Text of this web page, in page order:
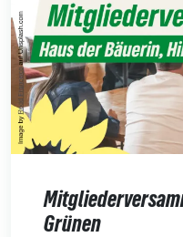
Grünen